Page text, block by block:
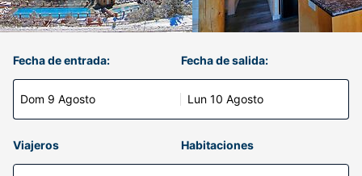
Fecha de entrada:
Dom 9 Agosto
Fecha de salida:
Lun 10 Agosto
Viajeros Habitaciones